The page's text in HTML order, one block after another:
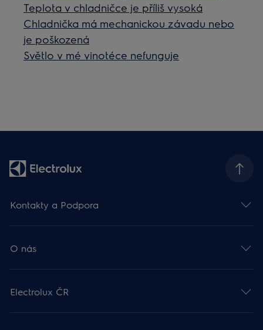
Teplota v chladničce je příliš vysoká
Chladnička má mechanickou závadu nebo
je poškozená
Světlo v mé vinotéce nefunguje
Kontakty a Podpora
O nás
Electrolux ČR